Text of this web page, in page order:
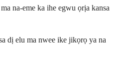
na-eme ka ihe egwu ọrịa kansa
dị elu ma nwee ike jikọrọ ya na